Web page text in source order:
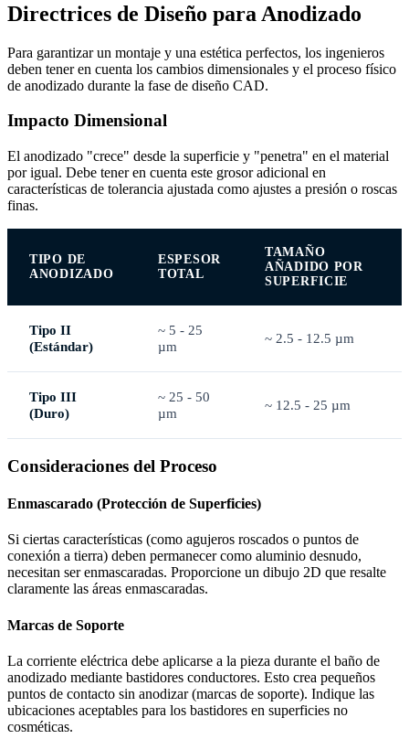
Directrices de Diseño para Anodizado
Para garantizar un montaje y una estética perfectos, los ingenieros
deben tener en cuenta los cambios dimensionales y el proceso físico
de anodizado durante la fase de diseño CAD.
Impacto Dimensional
El anodizado "crece" desde la superficie y "penetra" en el material
por igual. Debe tener en cuenta este grosor adicional en
características de tolerancia ajustada como ajustes a presión o roscas
finas.
TIPO DE
ANODIZADO
ESPESOR
TOTAL
TAMAÑO
AÑADIDO POR
SUPERFICIE
Tipo II
(Estándar)
~ 5 - 25
µm
~ 2.5 - 12.5 µm
Tipo III
(Duro)
~ 25 - 50
µm
~ 12.5 - 25 µm
Consideraciones del Proceso
Enmascarado (Protección de Superficies)
Si ciertas características (como agujeros roscados o puntos de
conexión a tierra) deben permanecer como aluminio desnudo,
necesitan ser enmascaradas. Proporcione un dibujo 2D que resalte
claramente las áreas enmascaradas.
Marcas de Soporte
La corriente eléctrica debe aplicarse a la pieza durante el baño de
anodizado mediante bastidores conductores. Esto crea pequeños
puntos de contacto sin anodizar (marcas de soporte). Indique las
ubicaciones aceptables para los bastidores en superficies no
cosméticas.